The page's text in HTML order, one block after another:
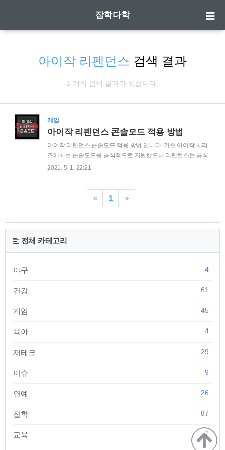
잡학다학
아이작 리펜던스 검색 결과
1 개의 검색 결과가 있습니다.
게임
아이작 리펜던스 콘솔모드 적용 방법
아이작 리펜던스 콘솔모드 적용 방법 입니다. 기존 아이작 시리
즈에서는 콘솔모드를 공식적으로 지원했으나 리펜턴스는 공식
적으로 지원하지 않습니다. 그래서 비공식적인 방법으로 콘솔
더를 찾아야 합니다. 경로는 내문서\My Games\Binding of Isaac
Repentance 입니다. 이 폴더에서 'options'라는 파일을 찾아 실
에서 'EnableDebugConsole=0'라는 글을 찾아주시고(Ctrl+F 하
면 쉽게 찾아요) 마지막에 있는 0을 1로 바꿔주시면 됩니다. 바
꾸고 나면 이렇게 되겠죠? 여기서 0은 콘솔모드 비활성..
2021. 5. 1. 22:21
« 1 »
전체 카테고리
야구 4
건강 61
게임 45
육아 4
재테크 29
이슈 9
연예 26
잡학 87
교육 7